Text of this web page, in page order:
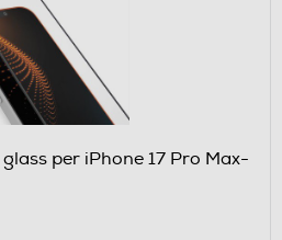
per iPhone 17 Pro Max-